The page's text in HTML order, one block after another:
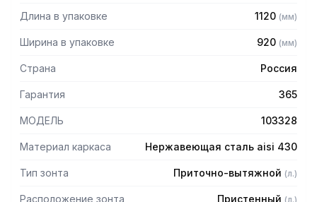
— Поставляется в собранном виде
Длина в упаковке 1120 (мм)
Ширина в упаковке 920 (мм)
Страна Россия
Гарантия 365
МОДЕЛЬ 103328
Материал каркаса Нержавеющая сталь aisi 430
Тип зонта Приточно-вытяжной (л.)
Расположение зонта Пристенный (л.)